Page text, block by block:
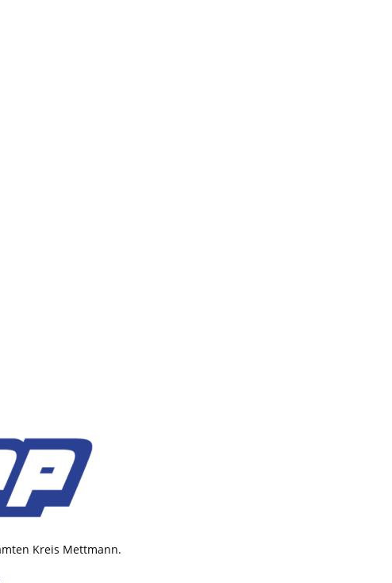
Kreis Mettmann.